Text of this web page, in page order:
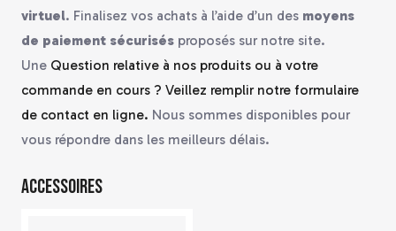
virtuel. Finalisez vos achats à l’aide d’un des moyens
de paiement sécurisés proposés sur notre site.
Une Question relative à nos produits ou à votre
commande en cours ? Veillez remplir notre formulaire
de contact en ligne. Nous sommes disponibles pour
vous répondre dans les meilleurs délais.
Accessoires